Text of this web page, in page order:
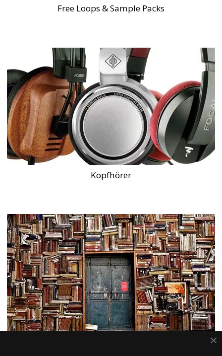
Free Loops & Sample Packs
Kopfhörer